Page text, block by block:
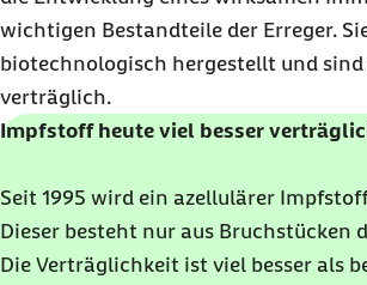
wichtigen Bestandteile der Erreger.
biotechnologisch hergestellt und sind
verträglich.
Impfstoff heute viel besser
Seit 1995 wird ein azellulärer
Dieser besteht nur aus Bruchstücken
Die Verträglichkeit ist viel besser als